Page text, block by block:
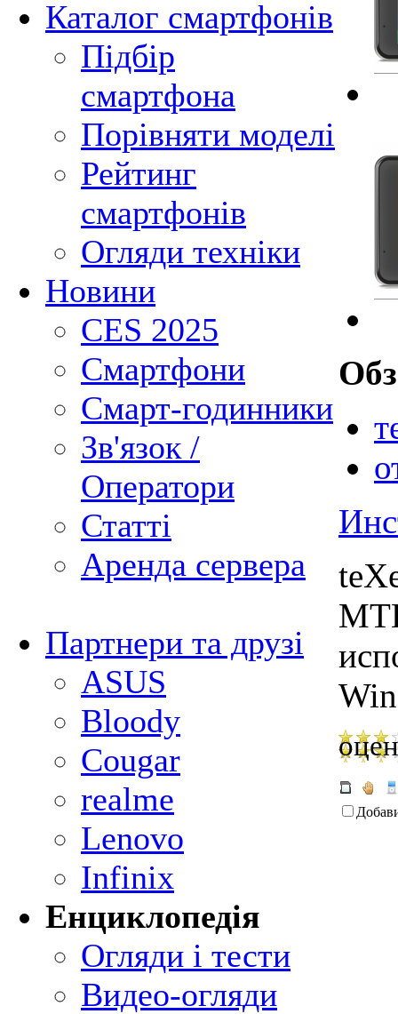
Каталог смартфонів
Підбір
смартфона
Порівняти моделі
Рейтинг
смартфонів
Огляди техніки
Новини
CES 2025
Смартфони
Смарт-годинники
Зв'язок /
Оператори
Статті
Аренда сервера
Партнери та друзі
ASUS
Bloody
Cougar
realme
Lenovo
Infinix
Енциклопедія
Огляди і тести
Видео-огляди